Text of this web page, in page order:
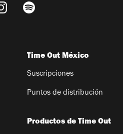
Time Out México
Suscripciones
Puntos de distribución
Productos de Time Out